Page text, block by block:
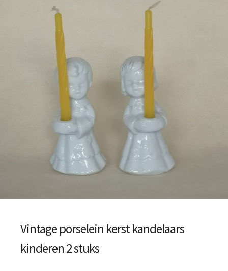
Vintage porselein kerst kandelaars
kinderen 2 stuks